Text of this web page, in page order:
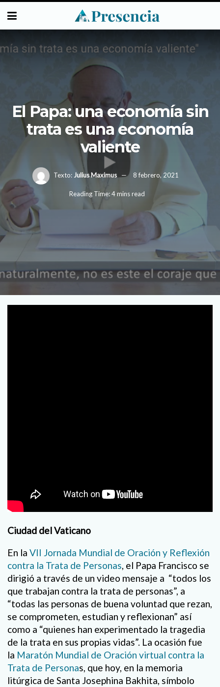
El Papa: una economía sin
trata es una economía
valiente
Texto: Julius Maximus 8 febrero, 2021
Reading Time: 4 mins read
Ciudad del Vaticano
En la VII Jornada Mundial de Oración y Reflexión
contra la Trata de Personas, el Papa Francisco se
dirigió a través de un video mensaje a “todos los
que trabajan contra la trata de personas”, a
“todas las personas de buena voluntad que rezan,
se comprometen, estudian y reflexionan” así
como a “quienes han experimentado la tragedia
de la trata en sus propias vidas”. La ocasión fue
la Maratón Mundial de Oración virtual contra la
Trata de Personas, que hoy, en la memoria
litúrgica de Santa Josephina Bakhita, símbolo